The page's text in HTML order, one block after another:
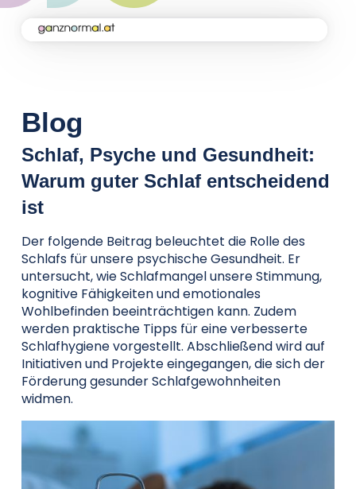
Kampagne
Aktuelles
Soforthilfe
Über uns
Kontakt
Blog
Schlaf, Psyche und Gesundheit:
Warum guter Schlaf entscheidend
ist
Der folgende Beitrag beleuchtet die Rolle des
Schlafs für unsere psychische Gesundheit. Er
untersucht, wie Schlafmangel unsere Stimmung,
kognitive Fähigkeiten und emotionales
Wohlbefinden beeinträchtigen kann. Zudem
werden praktische Tipps für eine verbesserte
Schlafhygiene vorgestellt. Abschließend wird auf
Initiativen und Projekte eingegangen, die sich der
Förderung gesunder Schlafgewohnheiten
widmen.